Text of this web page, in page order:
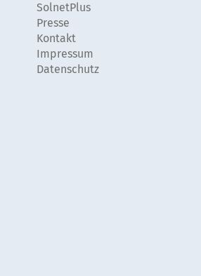
SolnetPlus
Presse
Kontakt
Impressum
Datenschutz